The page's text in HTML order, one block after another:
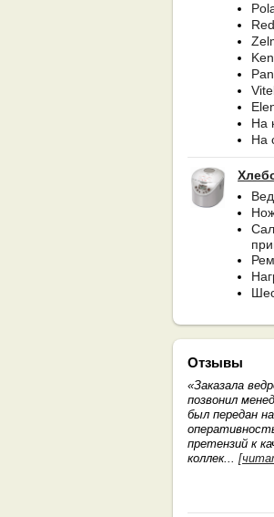
На
На
Отзывы
«Заказала
позвонил
был передан
претензий к
коллек...